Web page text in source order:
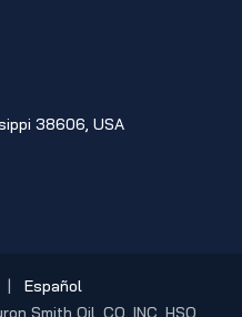
38606, USA
Smith Oil, CO. INC, HSO
| Español